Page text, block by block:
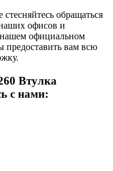
обращаться
офисов и
официальном
предоставить вам всю
Втулка
с нами: